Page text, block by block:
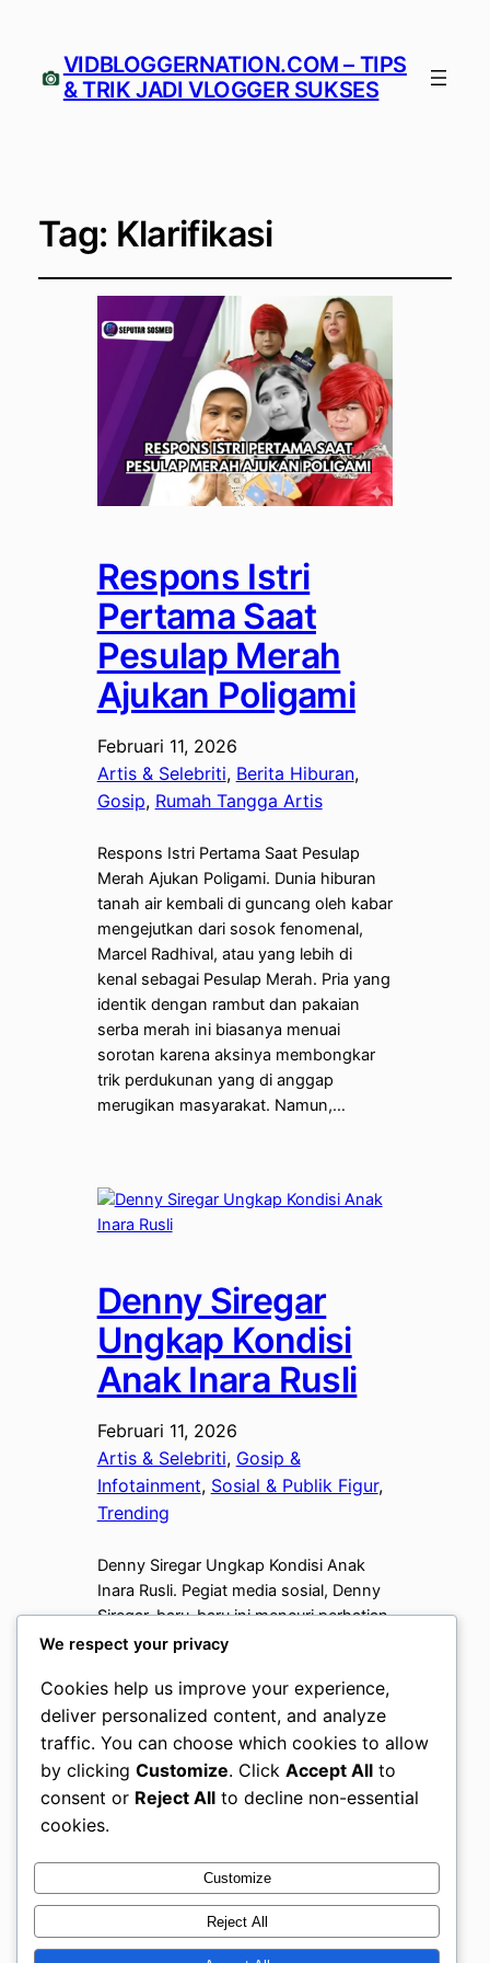
VIDBLOGGERNATION.COM – TIPS
& TRIK JADI VLOGGER SUKSES
Tag: Klarifikasi
Respons Istri
Pertama Saat
Pesulap Merah
Ajukan Poligami
Februari 11, 2026
Artis & Selebriti, Berita Hiburan ,
Gosip, Rumah Tangga Artis
Respons Istri Pertama Saat Pesulap
Merah Ajukan Poligami. Dunia hiburan
tanah air kembali di guncang oleh kabar
mengejutkan dari sosok fenomenal,
Marcel Radhival, atau yang lebih di
kenal sebagai Pesulap Merah. Pria yang
identik dengan rambut dan pakaian
serba merah ini biasanya menuai
sorotan karena aksinya membongkar
trik perdukunan yang di anggap
merugikan masyarakat. Namun,…
Denny Siregar
Ungkap Kondisi
Anak Inara Rusli
Februari 11, 2026
Artis & Selebriti, Gosip &
Infotainment, Sosial & Publik Figur ,
Trending
Denny Siregar Ungkap Kondisi Anak
Inara Rusli. Pegiat media sosial, Denny
Siregar, baru-baru ini mencuri perhatian
publik setelah memberikan pernyataan
anak Inara Rusli. Di tengah hiruk-pikuk
pemberitaan mengenai perceraian dan
dinamika keluarga yang di alami Inara,
Denny memberikan perspektif berbeda
yang menyoroti sisi psikologis serta
perlindungan terhadap buah hati yang
We respect your privacy
Cookies help us improve your experience,
deliver personalized content, and analyze
traffic. You can choose which cookies to allow
by clicking Customize. Click Accept All to
consent or Reject All to decline non-essential
cookies.
Customize
Reject All